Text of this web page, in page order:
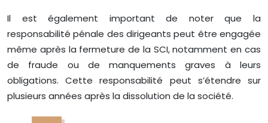
Il est également important de noter que la
responsabilité pénale des dirigeants peut être engagée
même après la fermeture de la SCI, notamment en cas
de fraude ou de manquements graves à leurs
obligations. Cette responsabilité peut s’étendre sur
plusieurs années après la dissolution de la société.